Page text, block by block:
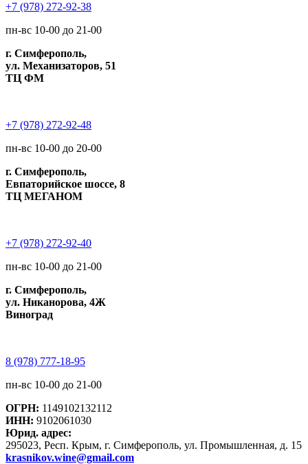
+7 (978) 272-92-38
пн-вс 10-00 до 21-00
г. Симферополь,
ул. Механизаторов, 51
ТЦ ФМ
+7 (978) 272-92-48
пн-вс 10-00 до 20-00
г. Симферополь,
Евпаторийское шоссе, 8
ТЦ МЕГАНОМ
+7 (978) 272-92-40
пн-вс 10-00 до 21-00
г. Симферополь,
ул. Никанорова, 4Ж
Виноград
8 (978) 777-18-95
пн-вс 10-00 до 21-00
ОГРН: 1149102132112
ИНН: 9102061030
Юрид. адрес:
295023, Респ. Крым, г. Симферополь, ул. Промышленная, д. 15
krasnikov.wine@gmail.com